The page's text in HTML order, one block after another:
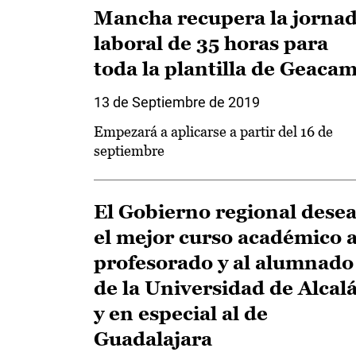
Mancha recupera la
laboral de 35 horas para
toda la plantilla de Geacam
13 de Septiembre de 2019
Empezará a aplicarse a partir del 16 de
septiembre
El Gobierno regional desea
el mejor curso académico
profesorado y al alumnado
de la Universidad de
y en especial al de
Guadalajara